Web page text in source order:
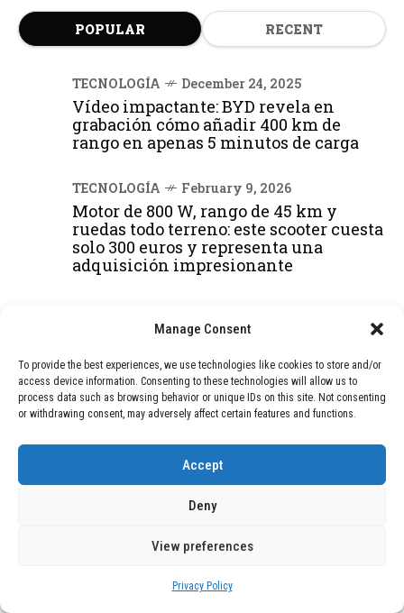
Manage Consent
To provide the best experiences, we use technologies like cookies to store and/or
access device information. Consenting to these technologies will allow us to
process data such as browsing behavior or unique IDs on this site. Not consenting
or withdrawing consent, may adversely affect certain features and functions.
Accept
Deny
View preferences
Privacy Policy
POPULAR RECENT
TECNOLOGÍA December 24, 2025
Vídeo impactante: BYD revela en
grabación cómo añadir 400 km de
rango en apenas 5 minutos de carga
TECNOLOGÍA February 9, 2026
Motor de 800 W, rango de 45 km y
ruedas todo terreno: este scooter cuesta
solo 300 euros y representa una
adquisición impresionante
GAME se Une a la Oferta de Balizas V16
2026
BLOG December 24, 2025
de Ancianos de Pensilvania Deja al
Menos Dos Víctimas Fatales
DEAL OF THE MONTH
December 24, 2025